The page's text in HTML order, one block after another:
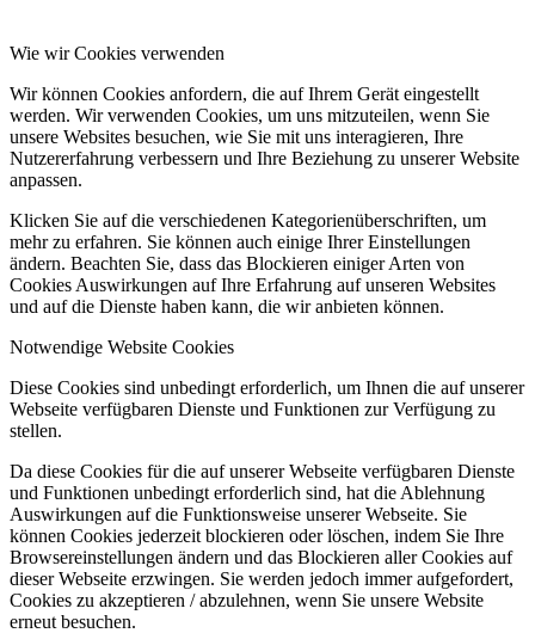
Wie wir Cookies verwenden
Wir können Cookies anfordern, die auf Ihrem Gerät eingestellt
werden. Wir verwenden Cookies, um uns mitzuteilen, wenn Sie
unsere Websites besuchen, wie Sie mit uns interagieren, Ihre
Nutzererfahrung verbessern und Ihre Beziehung zu unserer Website
anpassen.
Klicken Sie auf die verschiedenen Kategorienüberschriften, um
mehr zu erfahren. Sie können auch einige Ihrer Einstellungen
ändern. Beachten Sie, dass das Blockieren einiger Arten von
Cookies Auswirkungen auf Ihre Erfahrung auf unseren Websites
und auf die Dienste haben kann, die wir anbieten können.
Notwendige Website Cookies
Diese Cookies sind unbedingt erforderlich, um Ihnen die auf unserer
Webseite verfügbaren Dienste und Funktionen zur Verfügung zu
stellen.
Da diese Cookies für die auf unserer Webseite verfügbaren Dienste
und Funktionen unbedingt erforderlich sind, hat die Ablehnung
Auswirkungen auf die Funktionsweise unserer Webseite. Sie
können Cookies jederzeit blockieren oder löschen, indem Sie Ihre
Browsereinstellungen ändern und das Blockieren aller Cookies auf
dieser Webseite erzwingen. Sie werden jedoch immer aufgefordert,
Cookies zu akzeptieren / abzulehnen, wenn Sie unsere Website
erneut besuchen.